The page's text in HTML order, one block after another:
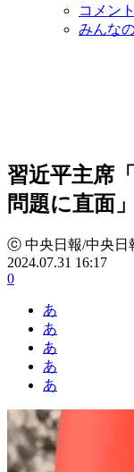
コメント
みんな
習近平主席
問題に直面」
ⓒ 中央日報/中央日
2024.07.31 16:17
0
あ
あ
あ
あ
あ